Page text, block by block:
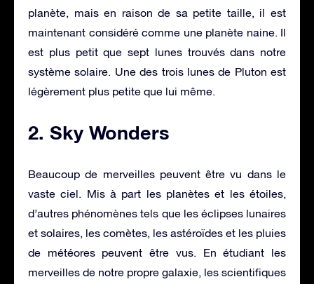
planète, mais en raison de sa petite taille, il est
maintenant considéré comme une planète naine. Il
est plus petit que sept lunes trouvés dans notre
système solaire. Une des trois lunes de Pluton est
légèrement plus petite que lui même.
2. Sky Wonders
Beaucoup de merveilles peuvent être vu dans le
vaste ciel. Mis à part les planètes et les étoiles,
d’autres phénomènes tels que les éclipses lunaires
et solaires, les comètes, les astéroïdes et les pluies
de météores peuvent être vus. En étudiant les
merveilles de notre propre galaxie, les scientifiques